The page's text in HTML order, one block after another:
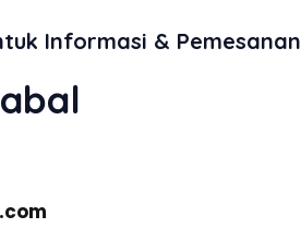
Informasi & Pemesanan